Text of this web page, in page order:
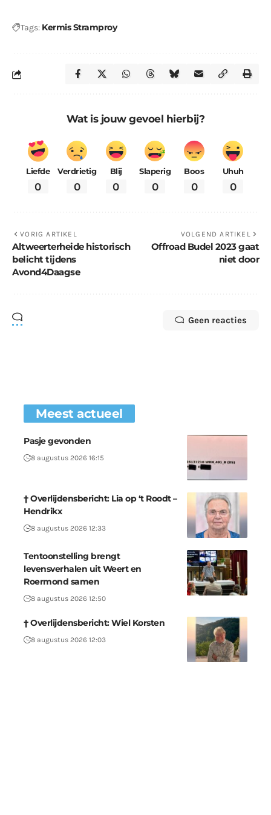
Tags: Kermis Stramproy
Wat is jouw gevoel hierbij?
Liefde
0
Verdrietig
0
Blij
0
Slaperig
0
Boos
0
Uhuh
0
VORIG ARTIKEL
Altweerterheide historisch
belicht tijdens
Avond4Daagse
VOLGEND ARTIKEL
Offroad Budel 2023 gaat
niet door
Geen reacties
Meest actueel
Pasje gevonden
8 augustus 2026 16:15
† Overlijdensbericht: Lia op ‘t Roodt –
Hendrikx
8 augustus 2026 12:33
Tentoonstelling brengt
levensverhalen uit Weert en
Roermond samen
8 augustus 2026 12:50
† Overlijdensbericht: Wiel Korsten
8 augustus 2026 12:03